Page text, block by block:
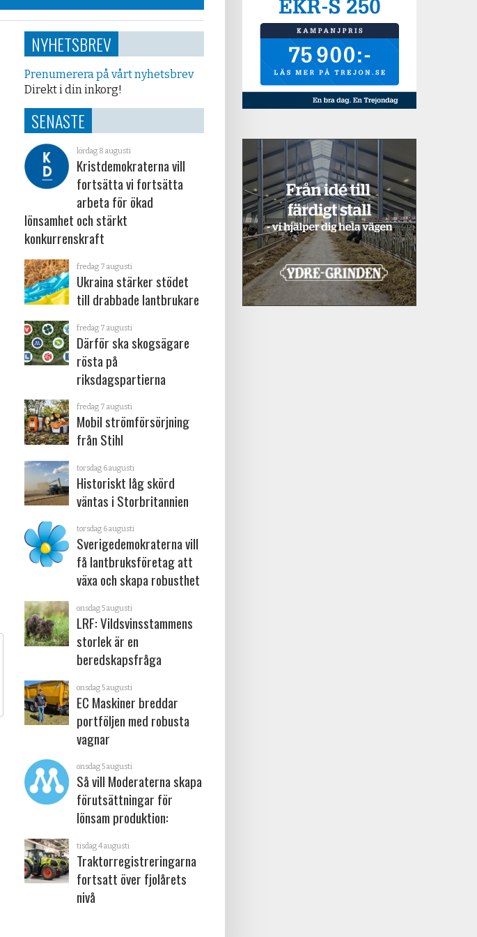
NYHETSBREV
Prenumerera på vårt nyhetsbrev
Direkt i din inkorg!
SENASTE
lördag 8 augusti
Kristdemokraterna vill
fortsätta vi fortsätta
arbeta för ökad
lönsamhet och stärkt
konkurrenskraft
fredag 7 augusti
Ukraina stärker stödet
till drabbade lantbrukare
fredag 7 augusti
Därför ska skogsägare
rösta på
riksdagspartierna
fredag 7 augusti
Mobil strömförsörjning
från Stihl
torsdag 6 augusti
Historiskt låg skörd
väntas i Storbritannien
torsdag 6 augusti
Sverigedemokraterna vill
få lantbruksföretag att
växa och skapa robusthet
onsdag 5 augusti
LRF: Vildsvinsstammens
storlek är en
beredskapsfråga
onsdag 5 augusti
EC Maskiner breddar
portföljen med robusta
vagnar
onsdag 5 augusti
Så vill Moderaterna skapa
förutsättningar för
lönsam produktion:
tisdag 4 augusti
Traktorregistreringarna
fortsatt över fjolårets
nivå